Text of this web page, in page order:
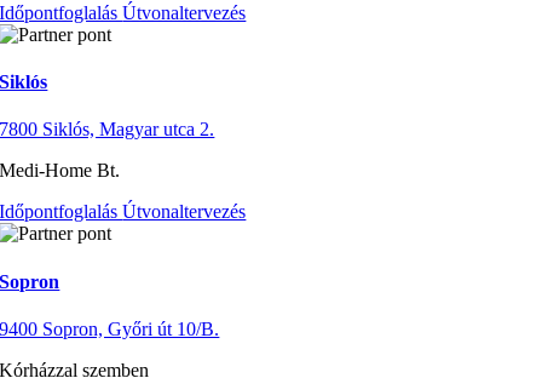
IdőpontfoglalásÚtvonaltervezés
Siklós
7800 Siklós, Magyar utca 2.
Medi-Home Bt.
IdőpontfoglalásÚtvonaltervezés
Sopron
9400 Sopron, Győri út 10/B.
Kórházzal szemben